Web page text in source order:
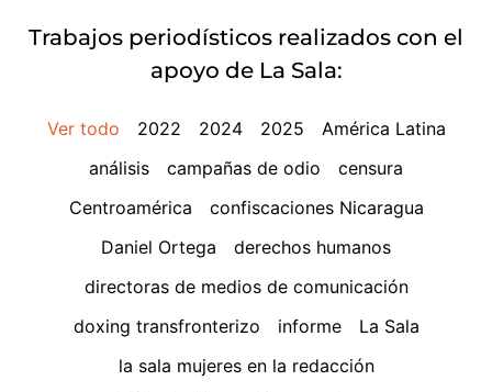
Trabajos periodísticos realizados con el
apoyo de La Sala:
2022 2024 2025
América Latina
análisis
campañas de odio
censura
Centroamérica
confiscaciones Nicaragua
Daniel Ortega
derechos humanos
directoras de medios de comunicación
doxing transfronterizo
informe
La Sala
la sala mujeres en la redacción
Ver todo